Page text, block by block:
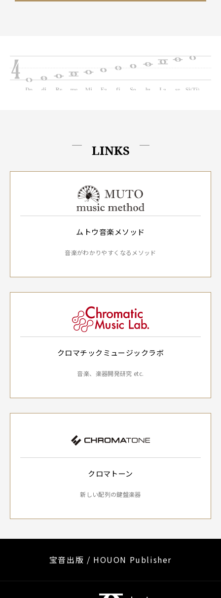
LINKS
ムトウ音楽メソッド
音楽がわかりやすくなるメソッド
クロマチックミュージックラボ
音楽、楽器開発研究 etc.
クロマトーン
新しい配列の鍵盤楽器
宝音出版 / HOUON Publisher